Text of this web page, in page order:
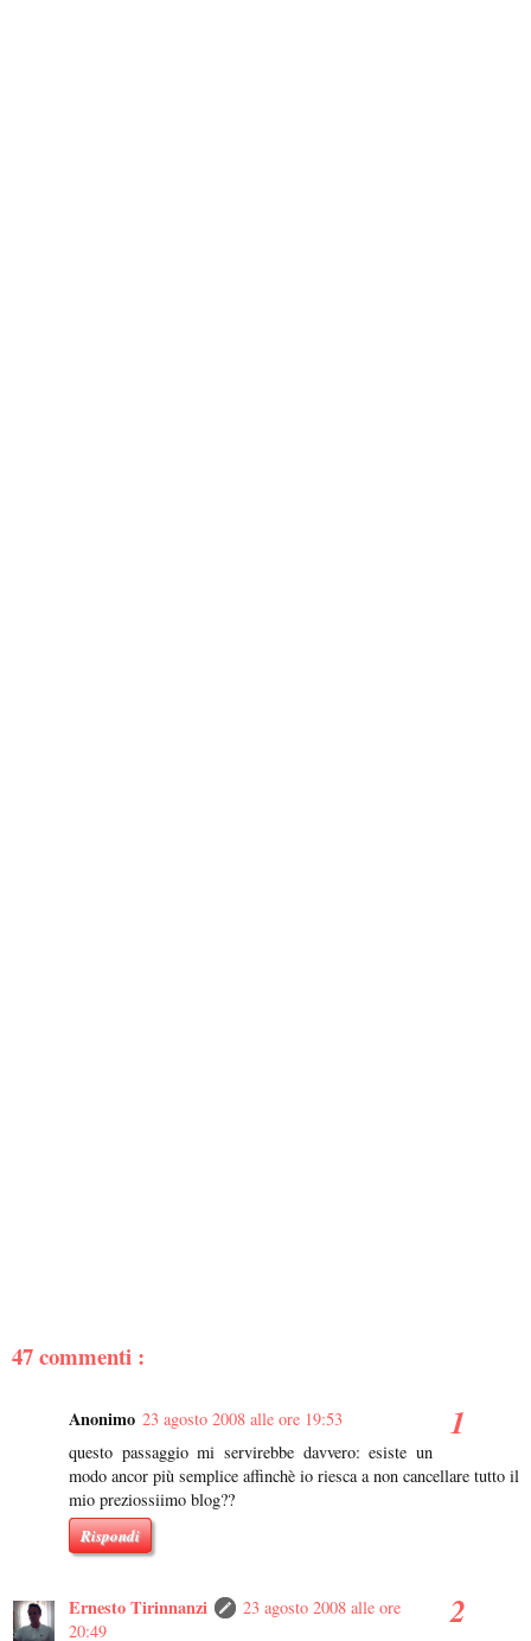
47 commenti :
Anonimo 23 agosto 2008 alle ore 19:53
questo passaggio mi servirebbe davvero: esiste un
modo ancor più semplice affinchè io riesca a non cancellare tutto il
mio preziossiimo blog??
Rispondi
Ernesto Tirinnanzi
23 agosto 2008 alle ore
20:49